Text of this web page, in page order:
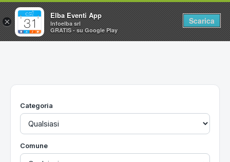
Home
Utilità
Categoria
Comune
×
Elba Eventi App
Infoelba srl
GRATIS - su Google Play
Scarica